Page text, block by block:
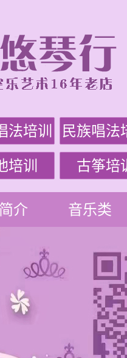
法培训 民族唱法
培训 古筝培
介 音乐类